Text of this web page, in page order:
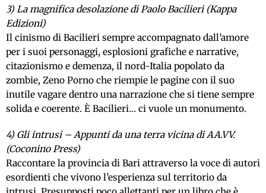
3) La magnifica desolazione di Paolo Bacilieri (Kappa
Edizioni)
Il cinismo di Bacilieri sempre accompagnato dall’amore
per i suoi personaggi, esplosioni grafiche e narrative,
citazionismo e demenza, il nord-Italia popolato da
zombie, Zeno Porno che riempie le pagine con il suo
inutile vagare dentro una narrazione che si tiene sempre
solida e coerente. È Bacilieri… ci vuole un monumento.
4) Gli intrusi – Appunti da una terra vicina di AA.VV.
(Coconino Press)
Raccontare la provincia di Bari attraverso la voce di autori
esordienti che vivono l’esperienza sul territorio da